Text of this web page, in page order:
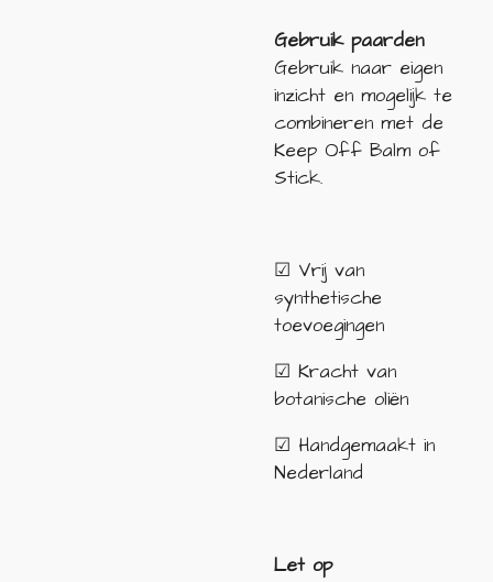
Gebruik paarden
Gebruik naar eigen
inzicht en mogelijk te
combineren met de
Keep Off Balm of
Stick.
☑ Vrij van
synthetische
toevoegingen
☑ Kracht van
botanische oliën
☑ Handgemaakt in
Nederland
Let op